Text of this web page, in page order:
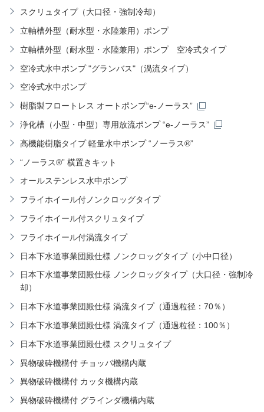
スクリュタイプ（大口径・強制冷却）
立軸槽外型（耐水型・水陸兼用）ポンプ
立軸槽外型（耐水型・水陸兼用）ポンプ 空冷式タイプ
空冷式水中ポンプ "グランバス"（渦流タイプ）
空冷式水中ポンプ
樹脂製フロートレス オートポンプ“e-ノーラス”
浄化槽（小型・中型）専用放流ポンプ “e-ノーラス”
高機能樹脂タイプ 軽量水中ポンプ “ノーラス®”
“ノーラス®” 横置きキット
オールステンレス水中ポンプ
フライホイール付ノンクロッグタイプ
フライホイール付スクリュタイプ
フライホイール付渦流タイプ
日本下水道事業団殿仕様 ノンクロッグタイプ（小中口径）
日本下水道事業団殿仕様 ノンクロッグタイプ（大口径・強制冷
却）
日本下水道事業団殿仕様 渦流タイプ（通過粒径：70％）
日本下水道事業団殿仕様 渦流タイプ（通過粒径：100％）
日本下水道事業団殿仕様 スクリュタイプ
異物破砕機構付 チョッパ機構内蔵
異物破砕機構付 カッタ機構内蔵
異物破砕機構付 グラインダ機構内蔵